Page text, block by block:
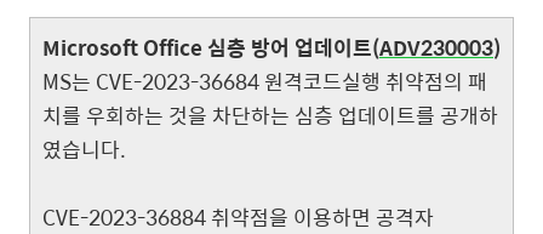
Microsoft Office심층 방어 업데이트(ADV230003)
MS는 CVE-2023-36684원격코드실행 취약점의 패
치를 우회하는 것을 차단하는 심층 업데이트를 공개하
였습니다.
CVE-2023-36884취약점을 이용하면 공격자